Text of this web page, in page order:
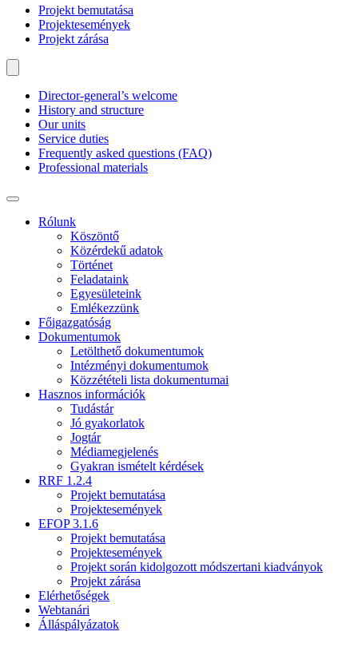
Projekt bemutatása
Projektesemények
Projekt zárása
Director-general’s welcome
History and structure
Our units
Service duties
Frequently asked questions (FAQ)
Professional materials
Rólunk
Köszöntő
Közérdekű adatok
Történet
Feladataink
Egyesületeink
Emlékezzünk
Főigazgatóság
Dokumentumok
Letölthető dokumentumok
Intézményi dokumentumok
Közzétételi lista dokumentumai
Hasznos információk
Tudástár
Jó gyakorlatok
Jogtár
Médiamegjelenés
Gyakran ismételt kérdések
RRF 1.2.4
Projekt bemutatása
Projektesemények
EFOP 3.1.6
Projekt bemutatása
Projektesemények
Projekt során kidolgozott módszertani kiadványok
Projekt zárása
Elérhetőségek
Webtanári
Álláspályázatok